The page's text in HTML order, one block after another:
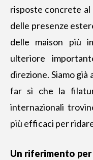
risposte concrete
delle presenze
delle maison più
ulteriore
direzione. Siamo già
far sì che la
internazionali
più efficaci per
Un riferimento